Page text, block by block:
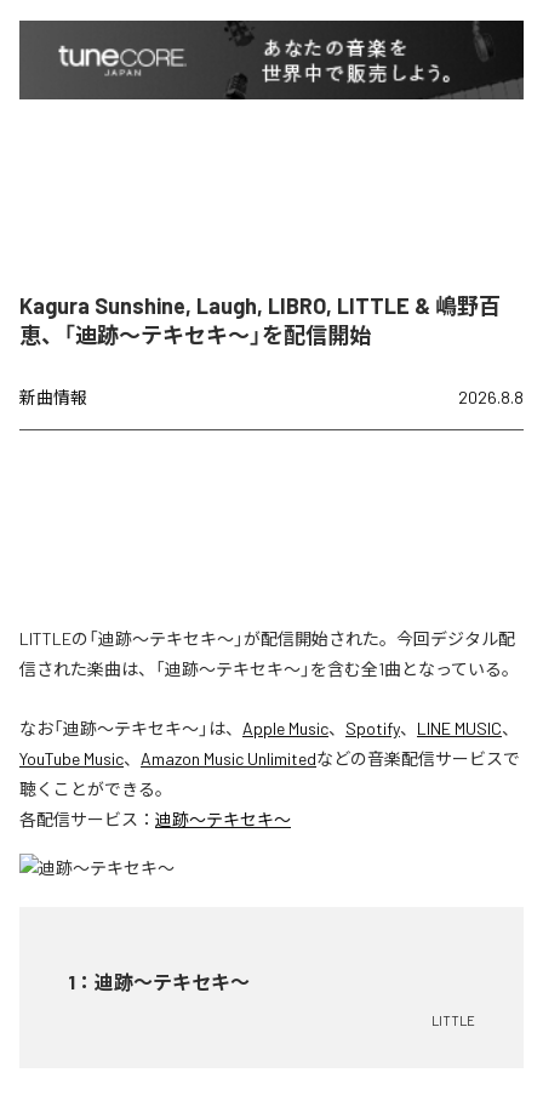
Kagura Sunshine, Laugh, LIBRO, LITTLE & 嶋野百
恵、「迪跡〜テキセキ〜」を配信開始
新曲情報 2026.8.8
LITTLEの「迪跡〜テキセキ〜」が配信開始された。今回デジタル配
信された楽曲は、「迪跡〜テキセキ〜」を含む全1曲となっている。
なお「迪跡〜テキセキ〜」は、 Apple Music、 Spotify、 LINE MUSIC、
YouTube Music、 Amazon Music Unlimitedなどの音楽配信サービスで
聴くことができる。
各配信サービス： 迪跡〜テキセキ〜
1 ： 迪跡〜テキセキ〜
LITTLE